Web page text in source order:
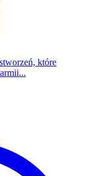
które